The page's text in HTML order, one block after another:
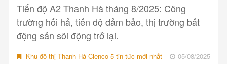
Tiến độ A2 Thanh Hà tháng 8/2025: Công
trường hối hả, tiến độ đảm bảo, thị trường bất
động sản sôi động trở lại.
Khu đô thị Thanh Hà Cienco 5 tin tức mới nhất 05/08/2025